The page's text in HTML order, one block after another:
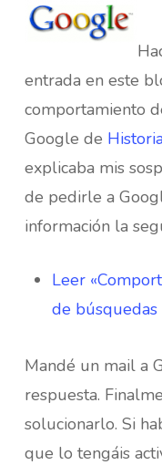
entrada en este
comportamiento
Google de
explicaba mis
de pedirle a
información la
Leer
de búsquedas
Mandé un mail a
respuesta.
solucionarlo. Si
que lo tengáis